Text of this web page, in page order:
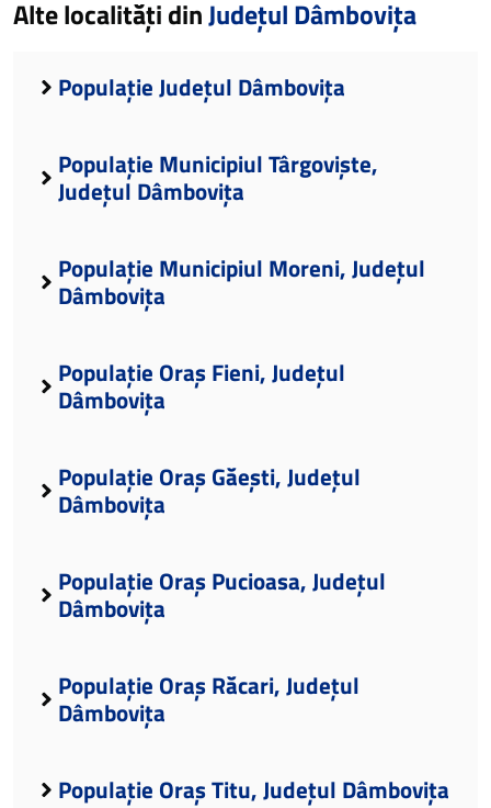
Alte localități dinJudețul Dâmbovița
Populație Județul Dâmbovița
Populație Municipiul Târgoviște,
Județul Dâmbovița
Populație Municipiul Moreni, Județul
Dâmbovița
Populație Oraș Fieni, Județul
Dâmbovița
Populație Oraș Găești, Județul
Dâmbovița
Populație Oraș Pucioasa, Județul
Dâmbovița
Populație Oraș Răcari, Județul
Dâmbovița
Populație Oraș Titu, Județul Dâmbovița